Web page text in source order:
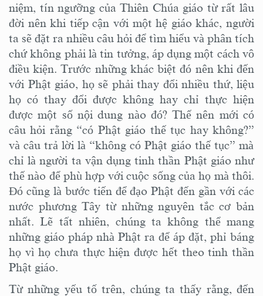
niệm, tín ngưỡng của Thiên Chúa giáo từ rất lâu
đời nên khi tiếp cận với một hệ giáo khác, người
ta sẽ đặt ra nhiều câu hỏi để tìm hiểu và phân tích
chứ không phải là tin tưởng, áp dụng một cách vô
điều kiện. Trước những khác biệt đó nên khi đến
với Phật giáo, họ sẽ phải thay đổi nhiều thứ, liệu
họ có thay đổi được không hay chỉ thực hiện
được một số nội dung nào đó? Thế nên mới có
câu hỏi rằng “có Phật giáo thế tục hay không?”
và câu trả lời là “không có Phật giáo thế tục” mà
chỉ là người ta vận dụng tinh thần Phật giáo như
thế nào để phù hợp với cuộc sống của họ mà thôi.
Đó cũng là bước tiến để đạo Phật đến gần với các
nước phương Tây từ những nguyên tắc cơ bản
nhất. Lẽ tất nhiên, chúng ta không thể mang
những giáo pháp nhà Phật ra để áp đặt, phỉ báng
họ vì họ chưa thực hiệnđược hếttheo tinh thần
Phật giáo.
Từ những yếu tố trên, chúng ta thấy rằng, đến